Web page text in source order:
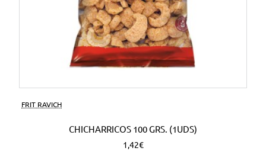
FRIT RAVICH
CHICHARRICOS 100 GRS. (1UDS)
1,42€